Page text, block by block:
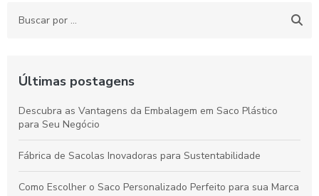
Últimas postagens
Descubra as Vantagens da Embalagem em Saco Plástico
para Seu Negócio
Fábrica de Sacolas Inovadoras para Sustentabilidade
Como Escolher o Saco Personalizado Perfeito para sua Marca